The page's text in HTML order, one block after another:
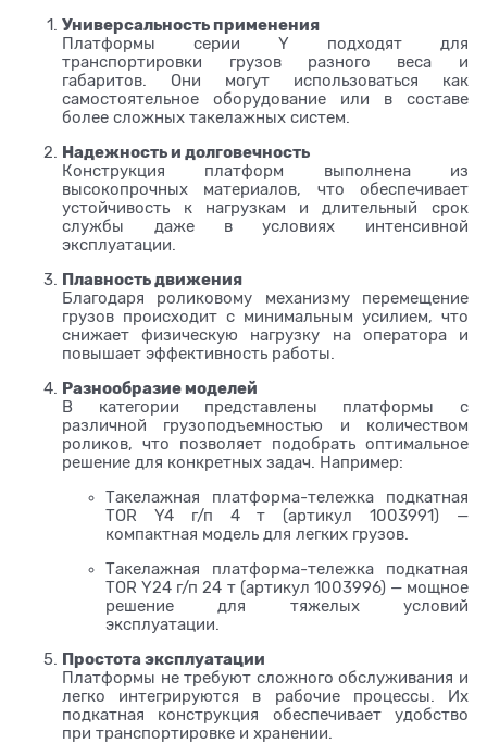
Универсальность применения
Платформы серии Y подходят для
транспортировки грузов разного веса и
габаритов. Они могут использоваться как
самостоятельное оборудование или в составе
более сложных такелажных систем.
Надежность и долговечность
Конструкция платформ выполнена из
высокопрочных материалов, что обеспечивает
устойчивость к нагрузкам и длительный срок
службы даже в условиях интенсивной
эксплуатации.
Плавность движения
Благодаря роликовому механизму перемещение
грузов происходит с минимальным усилием, что
снижает физическую нагрузку на оператора и
повышает эффективность работы.
Разнообразие моделей
В категории представлены платформы с
различной грузоподъемностью и количеством
роликов, что позволяет подобрать оптимальное
решение для конкретных задач. Например:
Такелажная платформа-тележка подкатная
TOR Y4 г/п 4 т (артикул 1003991)—
компактная модель для легких грузов.
Такелажная платформа-тележка подкатная
TOR Y24 г/п 24 т (артикул 1003996)— мощное
решение для тяжелых условий
эксплуатации.
Простота эксплуатации
Платформы не требуют сложного обслуживания и
легко интегрируются в рабочие процессы. Их
подкатная конструкция обеспечивает удобство
при транспортировке и хранении.